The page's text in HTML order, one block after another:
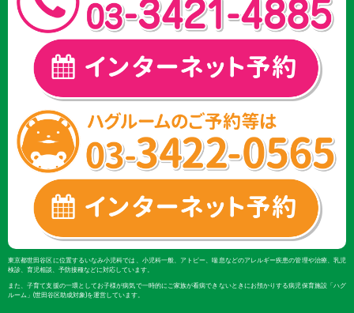
東京都世田谷区に位置するいなみ小児科では、小児科一般、アトピー、喘息などのアレルギー疾患の管理や治療、乳児
検診、育児相談、予防接種などに対応しています。
また、子育て支援の一環としてお子様が病気で一時的にご家族が看病できないときにお預かりする病児保育施設「ハグ
ルーム」(世田谷区助成対象)を運営しています。